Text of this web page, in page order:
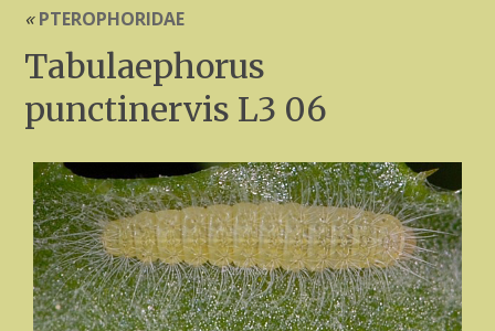
«PTEROPHORIDAE
Tabulaephorus
punctinervis L3 06